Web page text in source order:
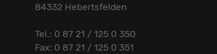
84332 Hebertsfelden
Tel.: 0 87 21 / 125 0 350
Fax: 0 87 21 / 125 0 351